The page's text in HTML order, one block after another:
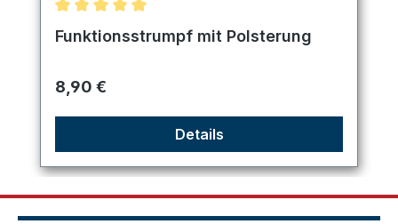
Durchschnittliche Bewertung von 5 von 5 Sternen
Funktionsstrumpf mit Polsterung
Regulärer Preis:
8,90 €
Details